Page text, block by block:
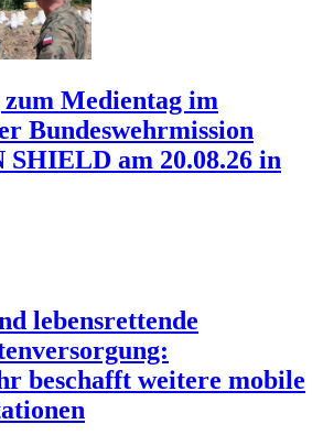
Medientag im
Bundeswehrmission
SHIELD am 20.08.26 in
lebensrettende
beschafft weitere mobile